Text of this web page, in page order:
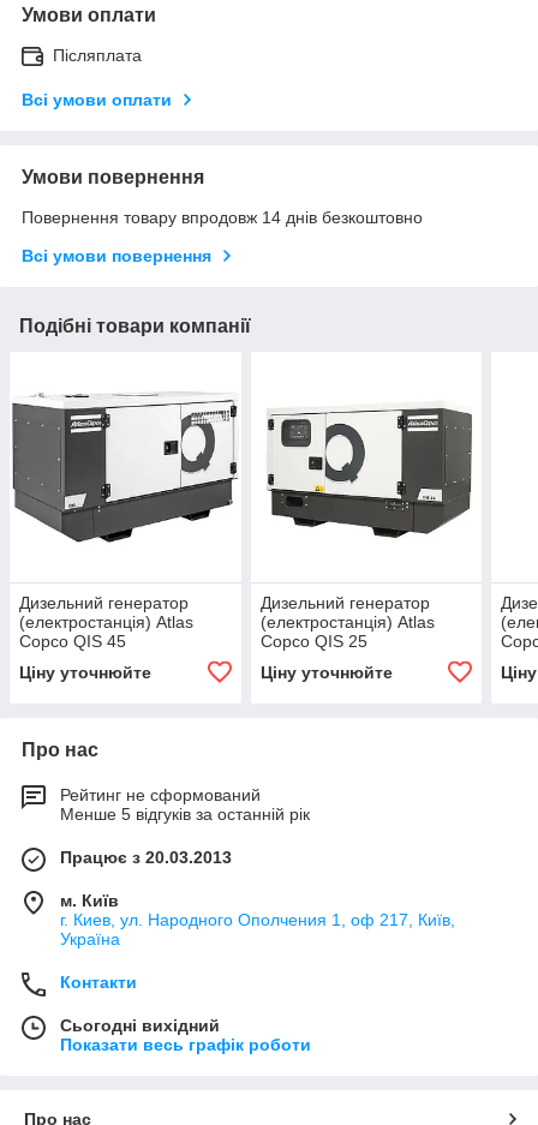
Умови оплати
Післяплата
Всі умови оплати
Умови повернення
Повернення товару впродовж 14 днів безкоштовно
Всі умови повернення
Подібні товари компанії
Дизельний генератор
(електростанція) Atlas
Copco QIS 45
Ціну уточнюйте
Дизельний генератор
(електростанція) Atlas
Copco QIS 25
Ціну уточнюйте
Про нас
Рейтинг не сформований
Менше 5 відгуків за останній рік
Працює з 20.03.2013
м. Київ
г. Киев, ул. Народного Ополчения 1, оф 217, Київ,
Україна
Контакти
Сьогодні вихідний
Показати весь графік роботи
Про нас